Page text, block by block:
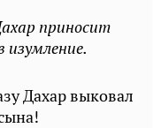
приносит
Дахар выковал